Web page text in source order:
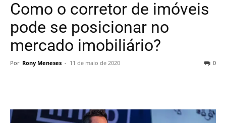
Como o corretor de imóveis
pode se posicionar no
mercado imobiliário?
Por Rony Meneses - 11 de maio de 2020 0